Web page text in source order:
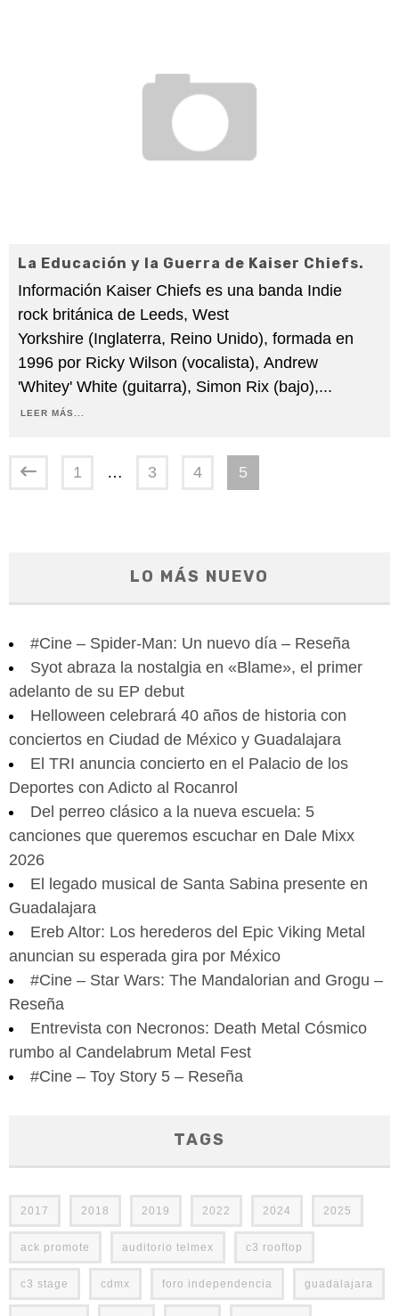
La Educación y la Guerra de Kaiser Chiefs.
Información Kaiser Chiefs es una banda Indie
rock británica de Leeds, West
Yorkshire (Inglaterra, Reino Unido), formada en
1996 por Ricky Wilson (vocalista), Andrew
'Whitey' White (guitarra), Simon Rix (bajo),...
LEER MÁS...
1 … 3 4 5
LO MÁS NUEVO
#Cine – Spider-Man: Un nuevo día – Reseña
Syot abraza la nostalgia en «Blame», el primer
adelanto de su EP debut
Helloween celebrará 40 años de historia con
conciertos en Ciudad de México y Guadalajara
El TRI anuncia concierto en el Palacio de los
Deportes con Adicto al Rocanrol
Del perreo clásico a la nueva escuela: 5
canciones que queremos escuchar en Dale Mixx
2026
El legado musical de Santa Sabina presente en
Guadalajara
Ereb Altor: Los herederos del Epic Viking Metal
anuncian su esperada gira por México
#Cine – Star Wars: The Mandalorian and Grogu –
Reseña
Entrevista con Necronos: Death Metal Cósmico
rumbo al Candelabrum Metal Fest
#Cine – Toy Story 5 – Reseña
TAGS
2017 2018 2019 2022 2024 2025
ack promote auditorio telmex c3 rooftop
c3 stage cdmx foro independencia guadalajara